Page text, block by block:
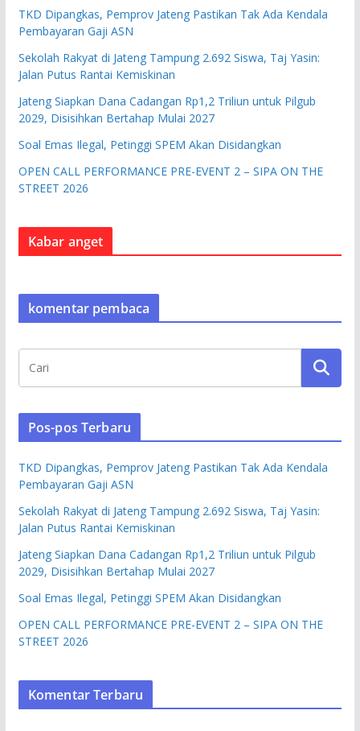
TKD Dipangkas, Pemprov Jateng Pastikan Tak Ada Kendala
Pembayaran Gaji ASN
Sekolah Rakyat di Jateng Tampung 2.692 Siswa, Taj Yasin:
Jalan Putus Rantai Kemiskinan
Jateng Siapkan Dana Cadangan Rp1,2 Triliun untuk Pilgub
2029, Disisihkan Bertahap Mulai 2027
Soal Emas Ilegal, Petinggi SPEM Akan Disidangkan
OPEN CALL PERFORMANCE PRE-EVENT 2 – SIPA ON THE
STREET 2026
Kabar anget
komentar pembaca
Pos-pos Terbaru
TKD Dipangkas, Pemprov Jateng Pastikan Tak Ada Kendala
Pembayaran Gaji ASN
Sekolah Rakyat di Jateng Tampung 2.692 Siswa, Taj Yasin:
Jalan Putus Rantai Kemiskinan
Jateng Siapkan Dana Cadangan Rp1,2 Triliun untuk Pilgub
2029, Disisihkan Bertahap Mulai 2027
Soal Emas Ilegal, Petinggi SPEM Akan Disidangkan
OPEN CALL PERFORMANCE PRE-EVENT 2 – SIPA ON THE
STREET 2026
Komentar Terbaru